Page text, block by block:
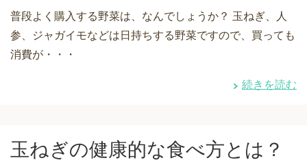
普段よく購入する野菜は、なんでしょうか？ 玉ねぎ、人
参、ジャガイモなどは日持ちする野菜ですので、買っても
消費が・・・
続きを読む
玉ねぎの健康的な食べ方とは？